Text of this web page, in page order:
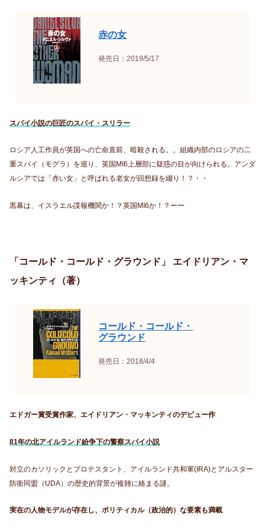
赤の女
発売日：2019/5/17
スパイ小説の巨匠のスパイ・スリラー
ロシア人工作員が英国への亡命直前、暗殺される。。組織内部のロシアの二
重スパイ（モグラ）を巡り、英国MI6上層部に疑惑の目が向けられる。アンダ
ルシアでは「赤い女」と呼ばれる老女が回想録を綴り！？・・
黒幕は、イスラエル諜報機関か！？英国MI6か！？ーー
「コールド・コールド・グラウンド」 エイドリアン・マ
ッキンティ（著）
コールド・コールド・
グラウンド
発売日：2018/4/4
エドガー賞受賞作家、エイドリアン・マッキンティのデビュー作
81年の北アイルランド紛争下の警察スパイ小説
対立のカソリックとプロテスタント、アイルランド共和軍(IRA)とアルスター
防衛同盟（UDA）の歴史的背景が複雑に絡まる謎。
実在の人物モデルが存在し、ポリティカル（政治的）な要素も満載